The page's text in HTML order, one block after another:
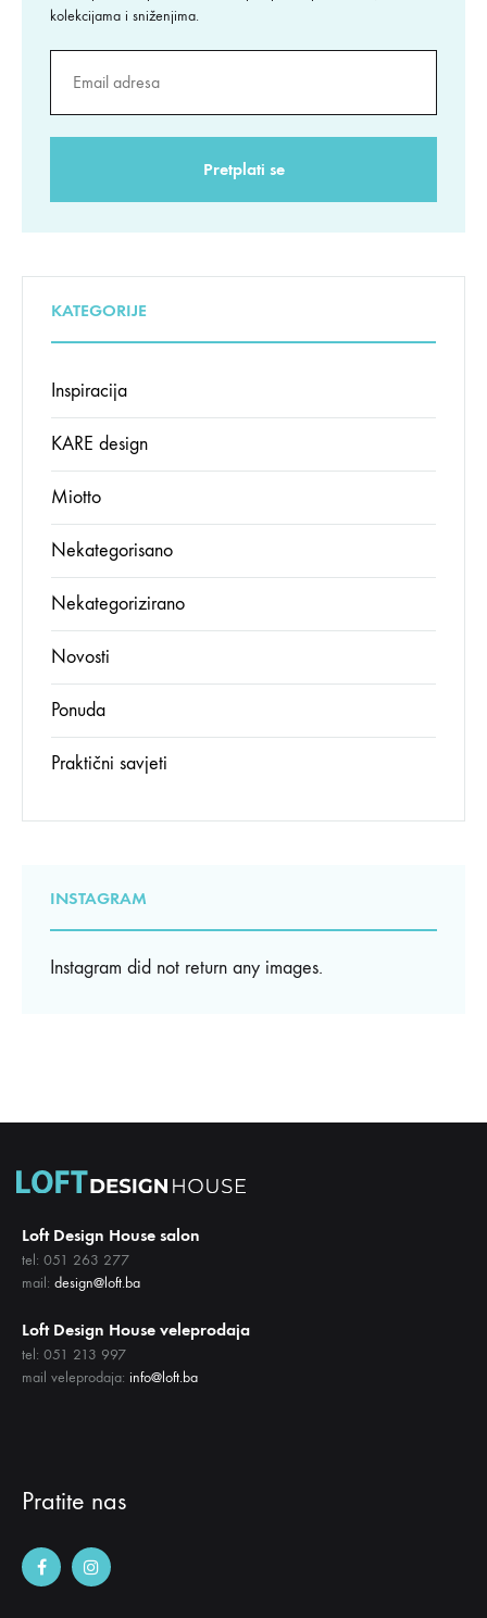
kolekcijama i sniženjima.
KATEGORIJE
Inspiracija
KARE design
Miotto
Nekategorisano
Nekategorizirano
Novosti
Ponuda
Praktični savjeti
INSTAGRAM
Instagram did not return any images.
Loft Design House salon
tel: 051 263 277
mail: design@loft.ba
Loft Design House veleprodaja
tel: 051 213 997
mail veleprodaja: info@loft.ba
Pratite nas